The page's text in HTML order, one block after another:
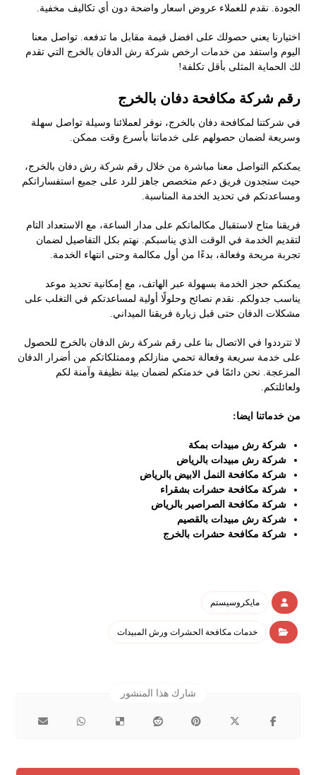
الجودة. نقدم للعملاء عروض اسعار واضحة دون أي تكاليف مخفية.
اختيارنا يعني حصولك على افضل قيمة مقابل ما تدفعه. تواصل معنا
اليوم واستفد من خدمات ارخص شركة رش الدفان بالخرج التي تقدم
لك الحماية المثلى بأقل تكلفة!
رقم شركة مكافحة دفان بالخرج
في شركتنا لمكافحة دفان بالخرج، نوفر لعملائنا وسيلة تواصل سهلة
وسريعة لضمان حصولهم على خدماتنا بأسرع وقت ممكن.
يمكنكم التواصل معنا مباشرة من خلال رقم شركة رش دفان بالخرج،
حيث ستجدون فريق دعم متخصص جاهز للرد على جميع استفساراتكم
ومساعدتكم في تحديد الخدمة المناسبة.
فريقنا متاح لاستقبال مكالماتكم على مدار الساعة، مع الاستعداد التام
لتقديم الخدمة في الوقت الذي يناسبكم. نهتم بكل التفاصيل لضمان
تجربة مريحة وفعالة، بدءًا من أول مكالمة وحتى انتهاء الخدمة.
يمكنكم حجز الخدمة بسهولة عبر الهاتف، مع إمكانية تحديد موعد
يناسب جدولكم. نقدم نصائح وحلولًا أولية لمساعدتكم في التغلب على
مشكلات الدفان حتى قبل زيارة فريقنا الميداني.
لا تترددوا في الاتصال بنا على رقم شركة رش الدفان بالخرج للحصول
على خدمة سريعة وفعالة تحمي منازلكم وممتلكاتكم من أضرار الدفان
المزعجة. نحن دائمًا في خدمتكم لضمان بيئة نظيفة وآمنة لكم
ولعائلتكم.
من خدماتنا ايضا:
شركة رش مبيدات بمكة
شركة رش مبيدات بالرياض
شركة مكافحة النمل الابيض بالرياض
شركة مكافحة حشرات بشقراء
شركة مكافحة الصراصير بالرياض
شركة رش مبيدات بالقصيم
شركة مكافحة حشرات بالخرج
مايكروسيستم
خدمات مكافحة الحشرات ورش المبيدات